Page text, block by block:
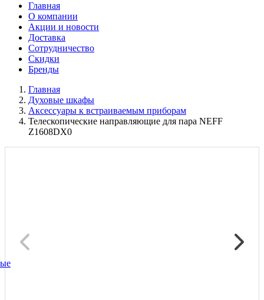
Главная
О компании
Акции и новости
Доставка
Сотрудничество
Скидки
Бренды
Главная
Духовые шкафы
Аксессуары к встраиваемым приборам
Телескопические направляющие для пара NEFF
Z1608DX0